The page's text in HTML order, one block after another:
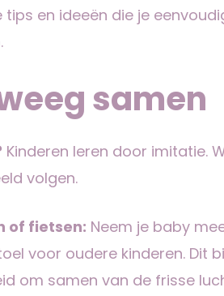
tips en ideeën die je
samen
Kinderen leren door imitatie.
volgen.
of fietsen: Neem je baby
voor oudere kinderen. Dit
om samen van de frisse